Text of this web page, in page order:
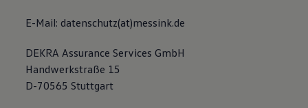
E-Mail: datenschutz(at)messink.de
DEKRA Assurance Services GmbH
Handwerkstraße 15
D-70565 Stuttgart